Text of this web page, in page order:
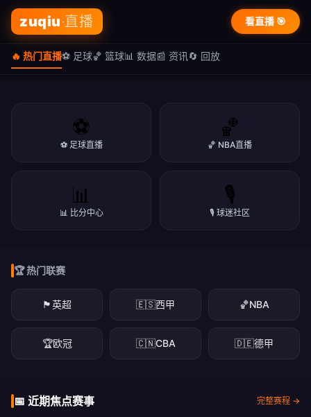
zuqiu·直播 看直播 🎯
🔥 热门直播⚽ 足球🏀 篮球📊 数据📰 资讯 🔄 回放
立即看直播
🏀 篮球盛宴 · NBA/CBA
NBA季后赛、CBA联赛，精彩赛事一网打尽
立即看直播
⚽
⚽ 足球直播
🏀
🏀 NBA直播
📊
📊 比分中心
🎙️
🎙️ 球迷社区
🏆 热门联赛
🏴󠁧󠁢󠁥󠁮󠁧󠁿英超 🇪🇸西甲 🏀NBA
🏆欧冠 🇨🇳CBA 🇩🇪德甲
📅 近期焦点赛事 完整赛程 →